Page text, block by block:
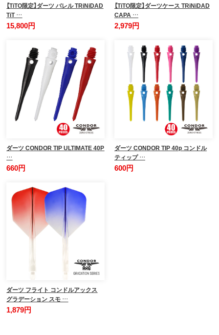
【TiTO限定】ダーツ バレル TRiNiDAD
TiT …
15,800円
【TiTO限定】ダーツケース TRiNiDAD
CAPA …
2,979円
ダーツ CONDOR TIP ULTIMATE 40P
…
660円
ダーツ CONDOR TIP 40p コンドル
ティップ …
600円
ダーツ フライト コンドルアックス
グラデーション スモ …
1,879円